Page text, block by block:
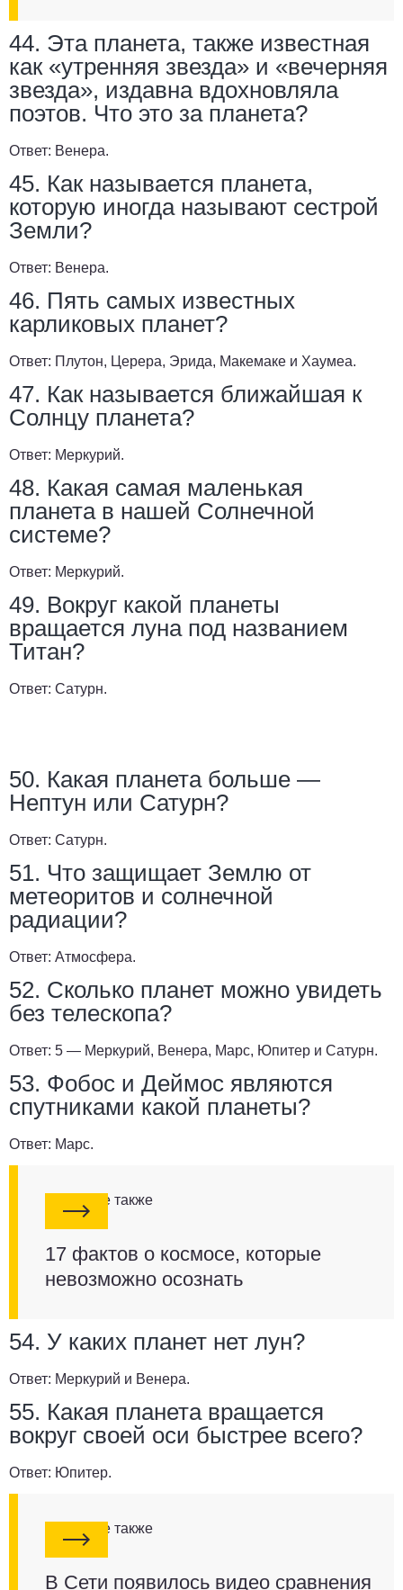
44. Эта планета, также известная
как «утренняя звезда» и «вечерняя
звезда», издавна вдохновляла
поэтов. Что это за планета?
Ответ: Венера.
45. Как называется планета,
которую иногда называют сестрой
Земли?
Ответ: Венера.
46. Пять самых известных
карликовых планет?
Ответ: Плутон, Церера, Эрида, Макемаке и Хаумеа.
47. Как называется ближайшая к
Солнцу планета?
Ответ: Меркурий.
48. Какая самая маленькая
планета в нашей Солнечной
системе?
Ответ: Меркурий.
49. Вокруг какой планеты
вращается луна под названием
Титан?
Ответ: Сатурн.
50. Какая планета больше —
Нептун или Сатурн?
Ответ: Сатурн.
51. Что защищает Землю от
метеоритов и солнечной
радиации?
Ответ: Атмосфера.
52. Сколько планет можно увидеть
без телескопа?
Ответ: 5 — Меркурий, Венера, Марс, Юпитер и Сатурн.
53. Фобос и Деймос являются
спутниками какой планеты?
Ответ: Марс.
Смотрите также
17 фактов о космосе, которые
невозможно осознать
54. У каких планет нет лун?
Ответ: Меркурий и Венера.
55. Какая планета вращается
вокруг своей оси быстрее всего?
Ответ: Юпитер.
Смотрите также
В Сети появилось видео сравнения